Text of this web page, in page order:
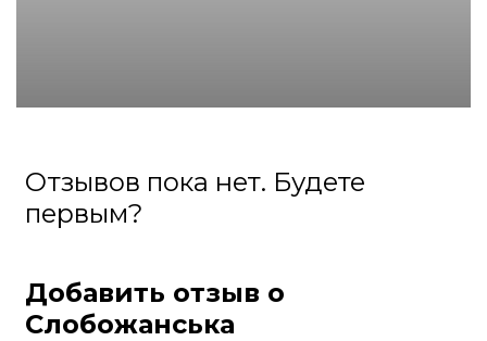
Отзывов пока нет. Будете
первым?
Добавить отзыв о
Слобожанська